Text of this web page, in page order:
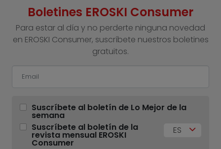
Boletines EROSKI Consumer
Para estar al día y no perderte ninguna novedad
en EROSKI Consumer, suscríbete nuestros boletines
gratuitos.
Suscríbete al boletín de Lo Mejor de la
semana
Suscríbete al boletín de la
revista mensual EROSKI
Consumer
ES